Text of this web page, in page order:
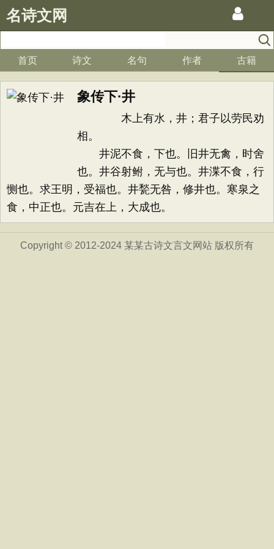
名诗文网
首页 诗文 名句 作者 古籍
象传下·井
木上有水，井；君子以劳民劝
相。
井泥不食，下也。旧井无禽，时舍
也。井谷射鲋，无与也。井渫不食，行
恻也。求王明，受福也。井甃无咎，修井也。寒泉之
食，中正也。元吉在上，大成也。
Copyright © 2012-2024 某某古诗文言文网站 版权所有